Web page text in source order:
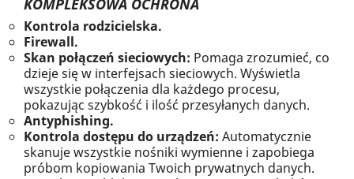
KOMPLEKSOWA OCHRONA
Kontrola rodzicielska.
Firewall.
Skan połączeń sieciowych: Pomaga zrozumieć, co
dzieje się w interfejsach sieciowych. Wyświetla
wszystkie połączenia dla każdego procesu,
pokazując szybkość i ilość przesyłanych danych.
Antyphishing.
Kontrola dostępu do urządzeń: Automatycznie
skanuje wszystkie nośniki wymienne i zapobiega
próbom kopiowania Twoich prywatnych danych.